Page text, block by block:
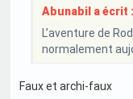
Abunabil a écrit :
L’aventure de
normalement
Faux et archi-faux